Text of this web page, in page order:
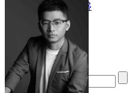
關(guān)于康盛
康盛文化
康盛榮譽
成長歷程
17705733608